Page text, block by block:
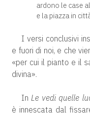
ardono le case
e la piazza in
I versi conclusivi
e fuori di noi, e che
«per cui il pianto e il
divina».
InLe vedi quelle
è innescata dal